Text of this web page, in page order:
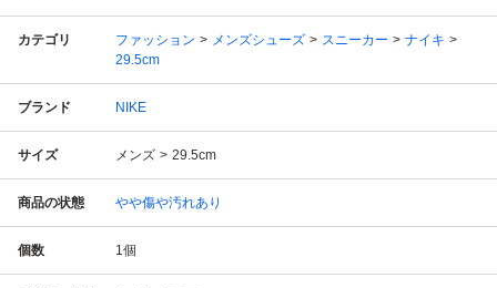
カテゴリ ファッション メンズシューズ スニーカー
ナイキ
29.5cm
ブランド NIKE
サイズ メンズ 29.5cm
商品の状態 やや傷や汚れあり
個数 1個